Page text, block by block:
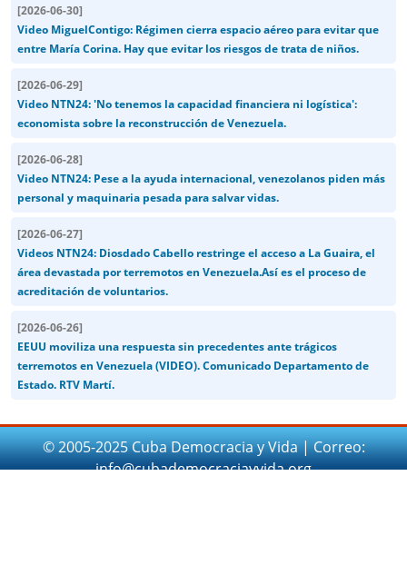
[2026-06-30]
Video MiguelContigo: Régimen cierra espacio aéreo para evitar que
entre María Corina. Hay que evitar los riesgos de trata de niños.
[2026-06-29]
Video NTN24: 'No tenemos la capacidad financiera ni logística':
economista sobre la reconstrucción de Venezuela.
[2026-06-28]
Video NTN24: Pese a la ayuda internacional, venezolanos piden más
personal y maquinaria pesada para salvar vidas.
[2026-06-27]
Videos NTN24: Diosdado Cabello restringe el acceso a La Guaira, el
área devastada por terremotos en Venezuela.Así es el proceso de
acreditación de voluntarios.
[2026-06-26]
EEUU moviliza una respuesta sin precedentes ante trágicos
terremotos en Venezuela (VIDEO). Comunicado Departamento de
Estado. RTV Martí.
© 2005-2025 Cuba Democracia y Vida | Correo:
info@cubademocraciayvida.org